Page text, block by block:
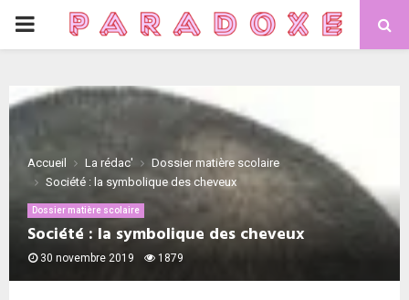
PRIMARY
Accueil La rédac'
Dossier matière scolaire
Société : la symbolique des cheveux
Dossier matière scolaire
Société : la symbolique des cheveux
30 novembre 2019 1879